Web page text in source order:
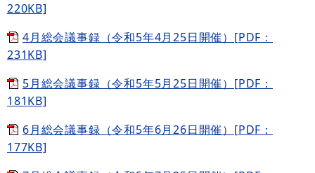
220KB]
4月総会議事録（令和5年4月25日開催）[PDF：
231KB]
5月総会議事録（令和5年5月25日開催）[PDF：
181KB]
6月総会議事録（令和5年6月26日開催）[PDF：
177KB]